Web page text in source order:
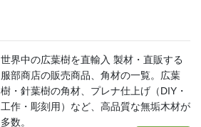
世界中の広葉樹を直輸入 製材・直販する
服部商店の販売商品、角材の一覧。広葉
樹・針葉樹の角材、プレナ仕上げ（DIY・
工作・彫刻用）など、高品質な無垢木材が
多数。